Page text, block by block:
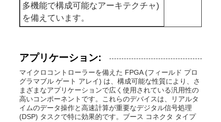
コネクタ
多機能で構成可能なアーキテクチャ)
を備えています。
アプリケーション:
マイクロコントローラーを備えた FPGA (フィールド プロ
グラマブル ゲート アレイ) は、構成可能な性質により、さ
まざまなアプリケーションで広く使用されている汎用性の
高いコンポーネントです。これらのデバイスは、リアルタ
イムのデータ操作と高速計算が重要なデジタル信号処理
(DSP) タスクで特に効果的です。ブース コネクタ タイプ